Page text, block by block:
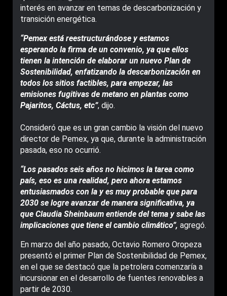
interés en avanzar en temas de descarbonización y
transición energética.
“Pemex está reestructurándose y estamos
esperando la firma de un convenio, ya que ellos
tienen la intención de elaborar un nuevo Plan de
Sostenibilidad, enfatizando la descarbonización en
todos los sitios factibles, para empezar, las
emisiones fugitivas de metano en plantas como
Pajaritos, Cáctus, etc”, dijo.
Consideró que es un gran cambio la visión del nuevo
director de Pemex, ya que, durante la administración
pasada, eso no ocurrió.
“Los pasados seis años no hicimos la tarea como
país, eso es una realidad, pero ahora estamos
entusiasmados con la y es muy probable que para
2030 se logre avanzar de manera significativa, ya
que Claudia Sheinbaum entiende del tema y sabe las
implicaciones que tiene el cambio climático”, agregó.
En marzo del año pasado, Octavio Romero Oropeza
presentó el primer Plan de Sostenibilidad de Pemex,
en el que se destacó que la petrolera comenzaría a
incursionar en el desarrollo de fuentes renovables a
partir de 2030.